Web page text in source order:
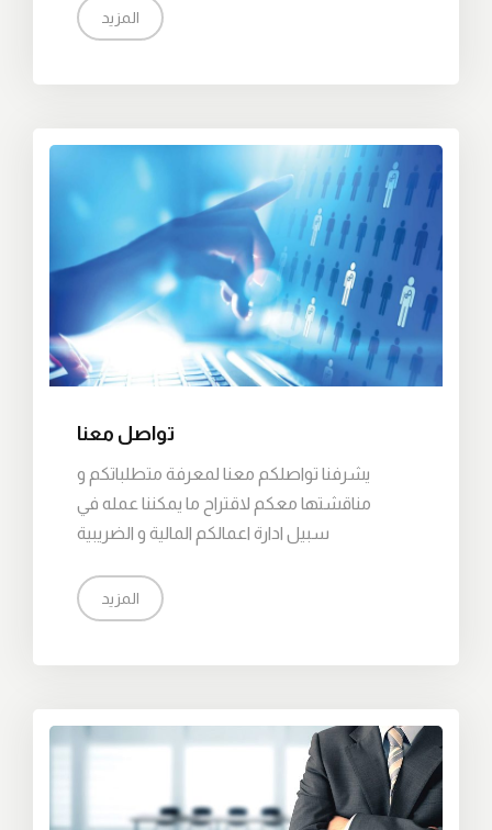
المزيد
تواصل معنا
يشرفنا تواصلكم معنا لمعرفة متطلباتكم و
مناقشتها معكم لاقتراح ما يمكننا عمله في
سبيل ادارة اعمالكم المالية و الضريبية
المزيد